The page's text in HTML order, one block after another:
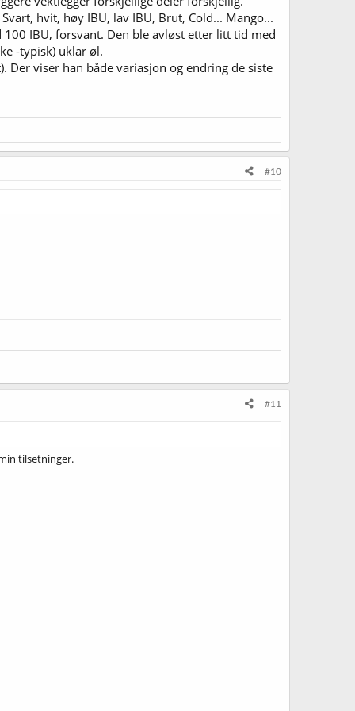
hvit, høy IBU, lav IBU, Brut, Cold... Mango...
IBU, forsvant. Den ble avløst etter litt tid med
-typisk) uklar øl.
viser han både variasjon og endring de siste
#10
#11
tilsetninger.